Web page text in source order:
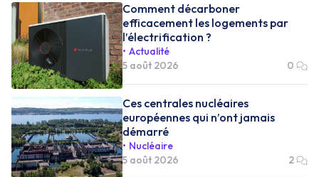
Comment décarboner
efficacement les logements par
l’électrification ?
Actualité
5 août 2026
0
Ces centrales nucléaires
européennes qui n’ont jamais
démarré
Nucléaire
5 août 2026
2